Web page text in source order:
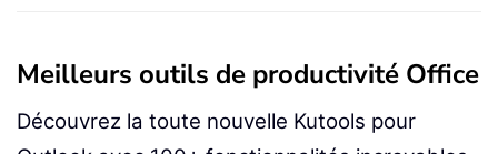
Meilleurs outils de productivité Office
Découvrez la toute nouvelle Kutools pour